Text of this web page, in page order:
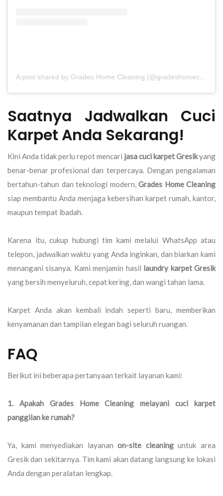
A post shared by Grades Home Cleaning (@gradeshomecleaning)
Saatnya Jadwalkan Cuci
Karpet Anda Sekarang!
Kini Anda tidak perlu repot mencari jasa cuci karpet Gresikyang
benar-benar profesional dan terpercaya. Dengan pengalaman
bertahun-tahun dan teknologi modern, Grades Home Cleaning
siap membantu Anda menjaga kebersihan karpet rumah, kantor,
maupun tempat ibadah.
Karena itu, cukup hubungi tim kami melalui WhatsApp atau
telepon, jadwalkan waktu yang Anda inginkan, dan biarkan kami
menangani sisanya. Kami menjamin hasil laundry karpet Gresik
yang bersih menyeluruh, cepat kering, dan wangi tahan lama.
Karpet Anda akan kembali indah seperti baru, memberikan
kenyamanan dan tampilan elegan bagi seluruh ruangan.
FAQ
Berikut ini beberapa pertanyaan terkait layanan kami:
1. Apakah Grades Home Cleaning melayani cuci karpet
panggilan ke rumah?
Ya, kami menyediakan layananon-site cleaninguntuk area
Gresik dan sekitarnya. Tim kami akan datang langsung ke lokasi
Anda dengan peralatan lengkap.